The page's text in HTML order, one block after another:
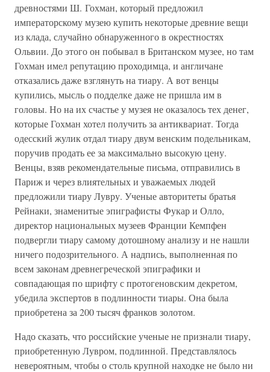
древностями Ш. Гохман, который предложил
императорскому музею купить некоторые древние вещи
из клада, случайно обнаруженного в окрестностях
Ольвии. До этого он побывал в Британском музее, но там
Гохман имел репутацию проходимца, и англичане
отказались даже взглянуть на тиару. А вот венцы
купились, мысль о подделке даже не пришла им в
головы. Но на их счастье у музея не оказалось тех денег,
которые Гохман хотел получить за антиквариат. Тогда
одесский жулик отдал тиару двум венским подельникам,
поручив продать ее за максимально высокую цену.
Венцы, взяв рекомендательные письма, отправились в
Париж и через влиятельных и уважаемых людей
предложили тиару Лувру. Ученые авторитеты братья
Рейнаки, знаменитые эпиграфисты Фукар и Олло,
директор национальных музеев Франции Кемпфен
подвергли тиару самому дотошному анализу и не нашли
ничего подозрительного. А надпись, выполненная по
всем законам древнегреческой эпиграфики и
совпадающая по шрифту с протогеновским декретом,
убедила экспертов в подлинности тиары. Она была
приобретена за 200 тысяч франков золотом.
Надо сказать, что российские ученые не признали тиару,
приобретенную Лувром, подлинной. Представлялось
невероятным, чтобы о столь крупной находке не было ни